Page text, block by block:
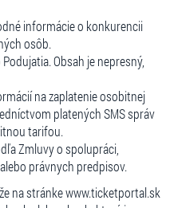
informácie o konkurencii
osôb.
Obsah je nepresný,
na zaplatenie osobitnej
platených SMS správ
tarifou.
Zmluvy o spolupráci,
právnych predpisov.
na stránke www.ticketportal.sk